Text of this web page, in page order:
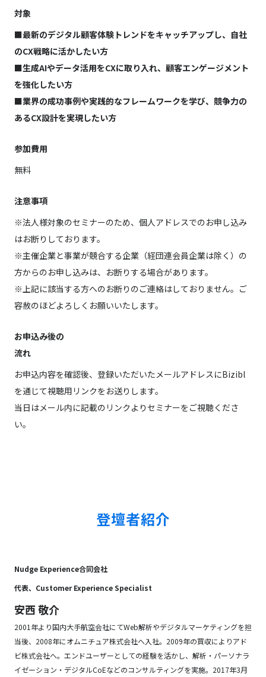
対象
■最新のデジタル顧客体験トレンドをキャッチアップし、自社
のCX戦略に活かしたい方
■生成AIやデータ活用をCXに取り入れ、顧客エンゲージメント
を強化したい方
■業界の成功事例や実践的なフレームワークを学び、競争力の
あるCX設計を実現したい方
参加費用
無料
注意事項
※法人様対象のセミナーのため、個人アドレスでのお申し込み
はお断りしております。
※主催企業と事業が競合する企業（経団連会員企業は除く）の
方からのお申し込みは、お断りする場合があります。
※上記に該当する方へのお断りのご連絡はしておりません。ご
容赦のほどよろしくお願いいたします。
お申込み後の
流れ
お申込内容を確認後、登録いただいたメールアドレスにBizibl
を通じて視聴用リンクをお送りします。
当日はメール内に記載のリンクよりセミナーをご視聴くださ
い。
登壇者紹介
Nudge Experience合同会社
代表、Customer Experience Specialist
安西 敬介
2001年より国内大手航空会社にてWeb解析やデジタルマーケティングを担
当後、2008年にオムニチュア株式会社へ入社。2009年の買収によりアド
ビ株式会社へ。エンドユーザーとしての経験を活かし、解析・パーソナラ
イゼーション・デジタルCoEなどのコンサルティングを実施。2017年3月